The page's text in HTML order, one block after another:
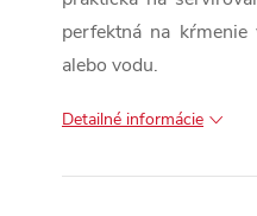
perfektná na
alebo vodu.
Detailné informácie